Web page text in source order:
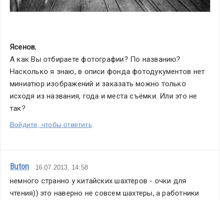
Ясенов,
А как Вы отбираете фотографии? По названию?
Насколько я знаю, в описи фонда фотодукументов нет
миниатюр изображений и заказать можно только
исходя из названия, года и места съёмки. Или это не
так?
Войдите, чтобы ответить
Buton 16.07.2013, 14:58
немного странно у китайских шахтеров - очки для
чтения)) это наверно не совсем шахтеры, а работники